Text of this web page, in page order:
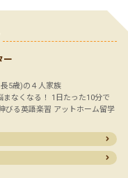
ー
5歳)の４人家族
なくなる！ 1日たった10分で
びる英語楽習 アットホーム留学